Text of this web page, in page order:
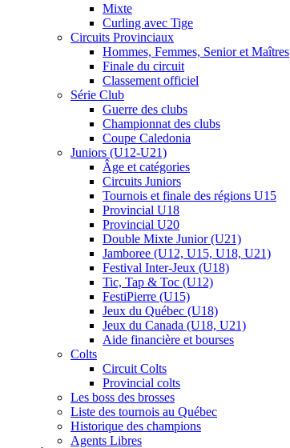
Mixte
Curling avec Tige
Circuits Provinciaux
Hommes, Femmes, Senior et Maîtres
Finale du circuit
Classement officiel
Série Club
Guerre des clubs
Championnat des clubs
Coupe Caledonia
Juniors (U12-U21)
Âge et catégories
Circuits Juniors
Tournois et finale des régions U15
Provincial U18
Provincial U20
Double Mixte Junior (U21)
Jamboree (U12, U15, U18, U21)
Festival Inter-Jeux (U18)
Tic, Tap & Toc (U12)
FestiPierre (U15)
Jeux du Québec (U18)
Jeux du Canada (U18, U21)
Aide financière et bourses
Colts
Circuit Colts
Provincial colts
Les boss des brosses
Liste des tournois au Québec
Historique des champions
Agents Libres